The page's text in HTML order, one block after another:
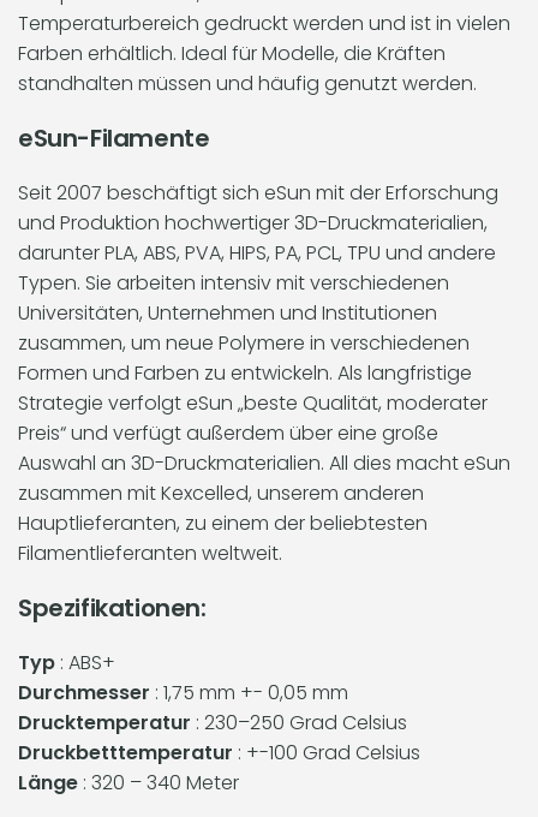
Temperaturbereich gedruckt werden und ist in vielen
Farben erhältlich. Ideal für Modelle, die Kräften
standhalten müssen und häufig genutzt werden.
eSun-Filamente
Seit 2007 beschäftigt sich eSun mit der Erforschung
und Produktion hochwertiger 3D-Druckmaterialien,
darunter PLA, ABS, PVA, HIPS, PA, PCL, TPU und andere
Typen. Sie arbeiten intensiv mit verschiedenen
Universitäten, Unternehmen und Institutionen
zusammen, um neue Polymere in verschiedenen
Formen und Farben zu entwickeln. Als langfristige
Strategie verfolgt eSun „beste Qualität, moderater
Preis“ und verfügt außerdem über eine große
Auswahl an 3D-Druckmaterialien. All dies macht eSun
zusammen mit Kexcelled, unserem anderen
Hauptlieferanten, zu einem der beliebtesten
Filamentlieferanten weltweit.
Spezifikationen:
Typ : ABS+
Durchmesser : 1,75 mm +- 0,05 mm
Drucktemperatur : 230–250 Grad Celsius
Druckbetttemperatur : +-100 Grad Celsius
Länge : 320 – 340 Meter